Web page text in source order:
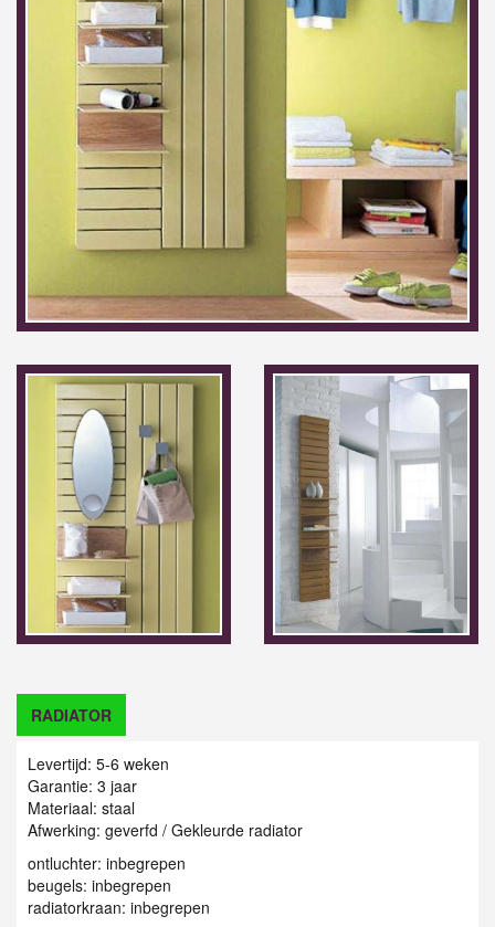
RADIATOR
Levertijd: 5-6 weken
Garantie: 3 jaar
Materiaal: staal
Afwerking: geverfd / Gekleurde radiator
ontluchter: inbegrepen
beugels: inbegrepen
radiatorkraan: inbegrepen